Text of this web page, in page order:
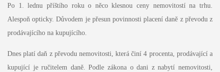
Po 1. lednu příštího roku o něco klesnou ceny nemovitostí na trhu.
Alespoň opticky. Důvodem je přesun povinnosti placení daně z převodu z
prodávajícího na kupujícího.
Dnes platí daň z převodu nemovitosti, která činí 4 procenta, prodávající a
kupující je ručitelem daně. Podle zákona o dani z nabytí nemovitosti,